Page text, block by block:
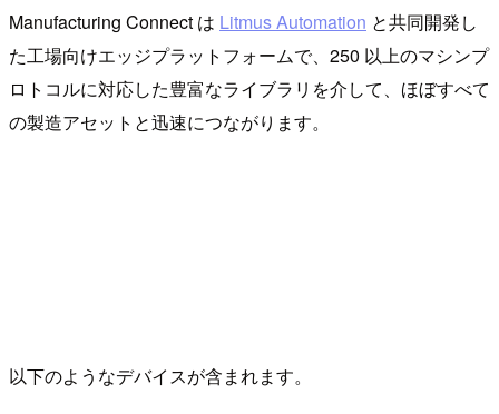
Manufacturing Connect は Litmus Automation と共同開発し
た工場向けエッジプラットフォームで、250 以上のマシンプ
ロトコルに対応した豊富なライブラリを介して、ほぼすべて
の製造アセットと迅速につながります。
以下のようなデバイスが含まれます。